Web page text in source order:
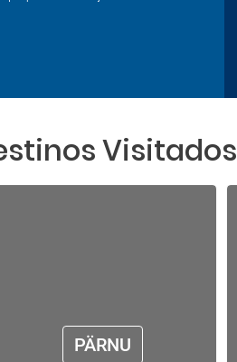
Visitados
PÄRNU